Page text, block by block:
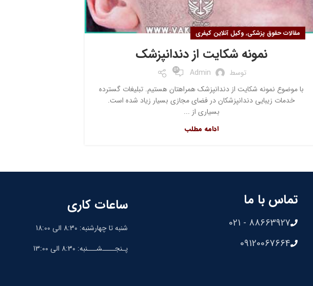
مقالات حقوق پزشکی, وکیل آنلاین کیفری
نمونه شکایت از دندانپزشک
توسط Admin
59
با موضوع نمونه شکایت از دندانپزشک همراهتان هستیم. تبلیغات گسترده
خدمات زیبایی دندانپزشکان در فضای مجازی بسیار زیاد شده است.
بسیاری از ...
ادامه مطلب
تماس با ما
88663927 - 021
09120067664
ساعات کاری
شنبه تا چهارشنبه: 8:30 الی 18:00
پـنجــــشـــنبه: 8:30 الی 13:00